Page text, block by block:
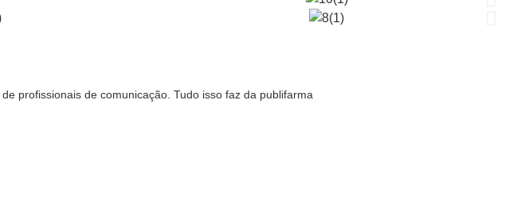
profissionais de comunicação. Tudo isso faz da publifarma